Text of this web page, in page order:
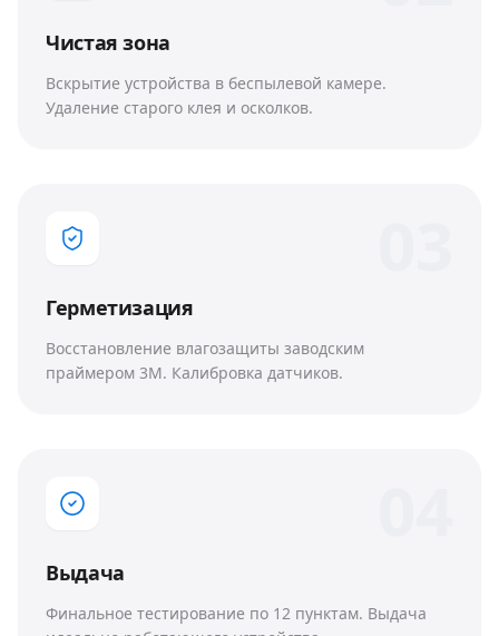
Чистая зона
Вскрытие устройства в беспылевой камере.
Удаление старого клея и осколков.
Герметизация
Восстановление влагозащиты заводским
праймером 3M. Калибровка датчиков.
Выдача
Финальное тестирование по 12 пунктам. Выдача